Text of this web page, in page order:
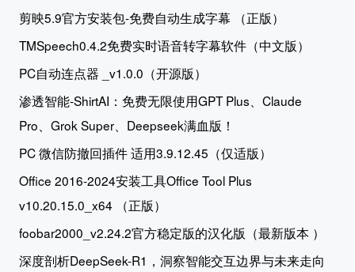
剪映5.9官方安装包-免费自动生成字幕 （正版）
TMSpeech0.4.2免费实时语音转字幕软件（中文版）
PC自动连点器 _v1.0.0（开源版）
渗透智能-ShirtAI：免费无限使用GPT Plus、Claude
Pro、Grok Super、Deepseek满血版！
PC 微信防撤回插件 适用3.9.12.45（仅适版）
Office 2016-2024安装工具Office Tool Plus
v10.20.15.0_x64 （正版）
foobar2000_v2.24.2官方稳定版的汉化版（最新版本 ）
深度剖析DeepSeek-R1，洞察智能交互边界与未来走向